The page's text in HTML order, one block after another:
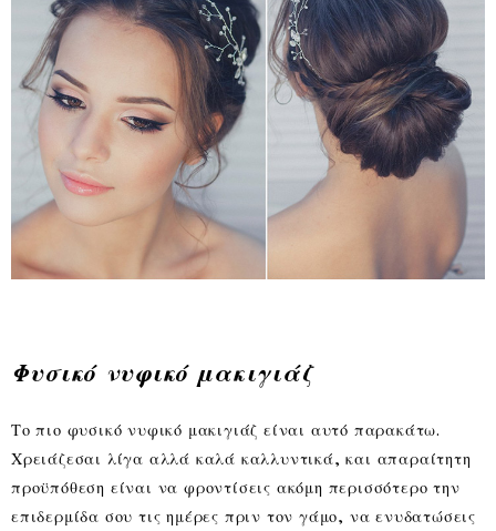
Φυσικό νυφικό μακιγιάζ
Το πιο φυσικό νυφικό μακιγιάζ είναι αυτό παρακάτω.
Χρειάζεσαι λίγα αλλά καλά καλλυντικά, και απαραίτητη
προϋπόθεση είναι να φροντίσεις ακόμη περισσότερο την
επιδερμίδα σου τις ημέρες πριν τον γάμο, να ενυδατώσεις